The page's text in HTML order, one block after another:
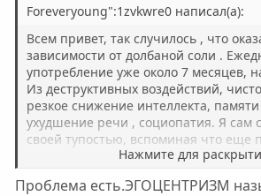
н
ы
й
г
о
л
о
с
ы
й
г
о
л
о
с
Foreveryoung":1zvkwre0 написал(а):
Всем привет, так случилось , что
зависимости от долбаной соли .
употребление уже около 7 месяцев,
Из деструктивных воздействий,
резкое снижение интеллекта,
ухудшение речи , социопатия. Я сам
своей тупостью, вспоминая что еще
нормальным, начитанным, умным
Нажмите для
Проблема есть.ЭГОЦЕНТРИЗМ